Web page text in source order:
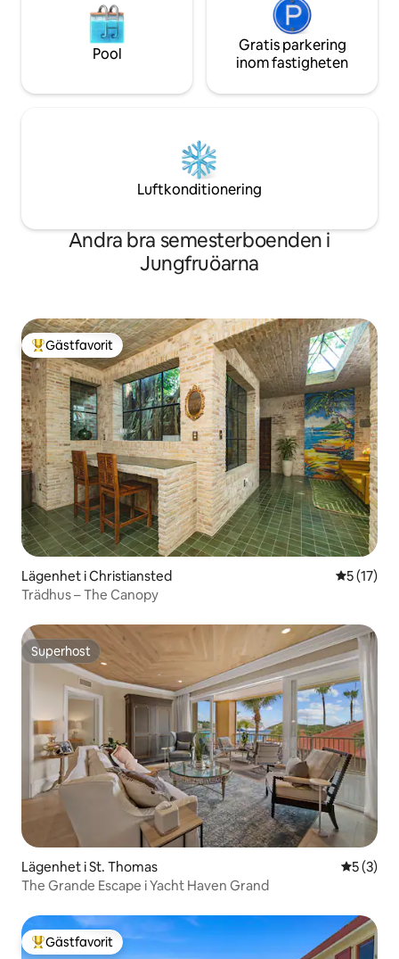
Pool
Gratis parkering
inom fastigheten
Luftkonditionering
Andra bra semesterboenden i
Jungfruöarna
Populär gästfavorit
Gästfavorit
Lägenhet i Christiansted 5 av 5 i
5 (17)
Trädhus – The Canopy
Superhost
Superhost
Lägenhet i St. Thomas 5 av 5 i
5 (3)
The Grande Escape i Yacht Haven Grand
Populär gästfavorit
Gästfavorit